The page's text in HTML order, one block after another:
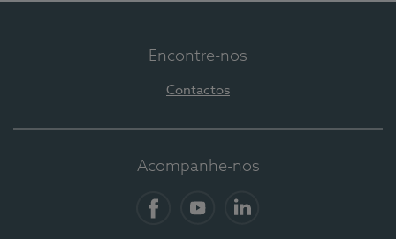
Encontre-nos
Contactos
Acompanhe-nos